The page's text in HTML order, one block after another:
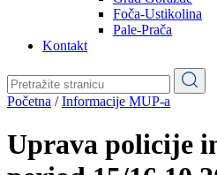
Općine
Pale-Prača
Kontakt
Početna/Informacije MUP-a